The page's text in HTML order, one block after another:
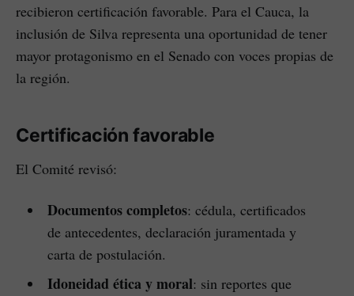
recibieron certificación favorable. Para el Cauca, la
inclusión de Silva representa una oportunidad de tener
mayor protagonismo en el Senado con voces propias de
la región.
Certificación favorable
El Comité revisó:
Documentos completos: cédula, certificados
de antecedentes, declaración juramentada y
carta de postulación.
Idoneidad ética y moral: sin reportes que